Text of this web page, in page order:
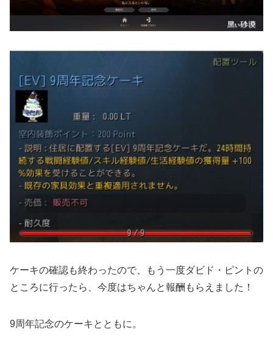
ケーキの確認も終わったので、もう一度ダビド・ピントの
ところに行ったら、今度はちゃんと報酬もらえました！
9周年記念のケーキとともに。